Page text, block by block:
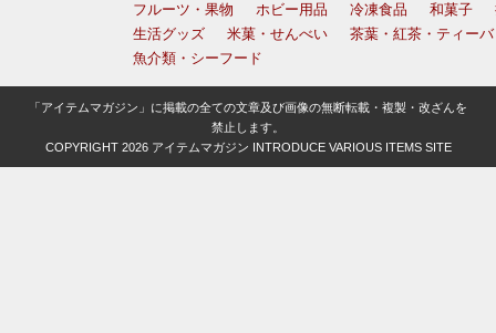
フルーツ・果物
ホビー用品 冷凍食品 和菓子
生活グッズ
米菓・せんべい
茶葉・紅茶・ティー
魚介類・シーフード
「アイテムマガジン」に掲載の全ての文章及び画像の無断転載・複製・改ざんを
禁止します。
COPYRIGHT 2026 アイテムマガジン INTRODUCE VARIOUS ITEMS SITE